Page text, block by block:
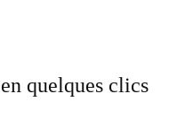
quelques clics